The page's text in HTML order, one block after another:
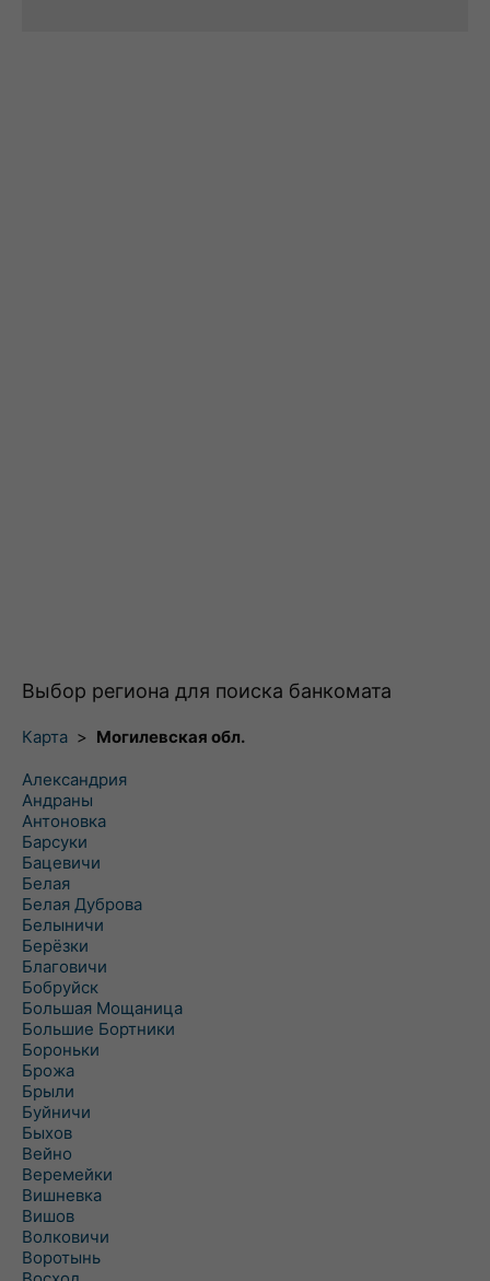
Выбор региона для поиска банкомата
Карта > Могилевская обл.
Александрия
Андраны
Антоновка
Барсуки
Бацевичи
Белая
Белая Дуброва
Белыничи
Берёзки
Благовичи
Бобруйск
Большая Мощаница
Большие Бортники
Бороньки
Брожа
Брыли
Буйничи
Быхов
Вейно
Веремейки
Вишневка
Вишов
Волковичи
Воротынь